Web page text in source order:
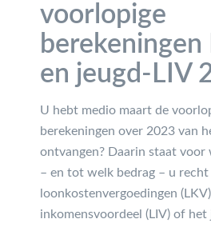
voorlopige
berekeningen
en jeugd-LIV
U hebt medio maart de
berekeningen over 2023 van
ontvangen? Daarin staat voor
– en tot welk bedrag – u
loonkostenvergoedingen
inkomensvoordeel (LIV) of het